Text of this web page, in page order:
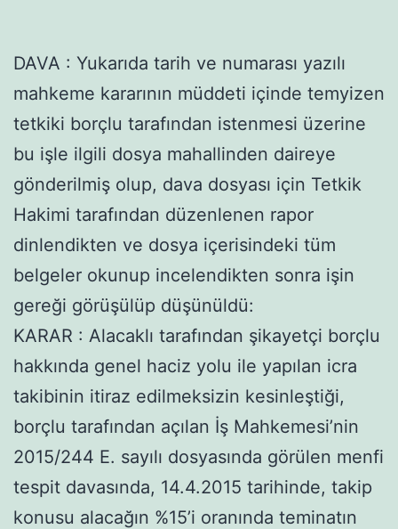
DAVA : Yukarıda tarih ve numarası yazılı
mahkeme kararının müddeti içinde temyizen
tetkiki borçlu tarafından istenmesi üzerine
bu işle ilgili dosya mahallinden daireye
gönderilmiş olup, dava dosyası için Tetkik
Hakimi tarafından düzenlenen rapor
dinlendikten ve dosya içerisindeki tüm
belgeler okunup incelendikten sonra işin
gereği görüşülüp düşünüldü:
KARAR : Alacaklı tarafından şikayetçi borçlu
hakkında genel haciz yolu ile yapılan icra
takibinin itiraz edilmeksizin kesinleştiği,
borçlu tarafından açılan İş Mahkemesi’nin
2015/244 E. sayılı dosyasında görülen menfi
tespit davasında, 14.4.2015 tarihinde, takip
konusu alacağın %15’i oranında teminatın